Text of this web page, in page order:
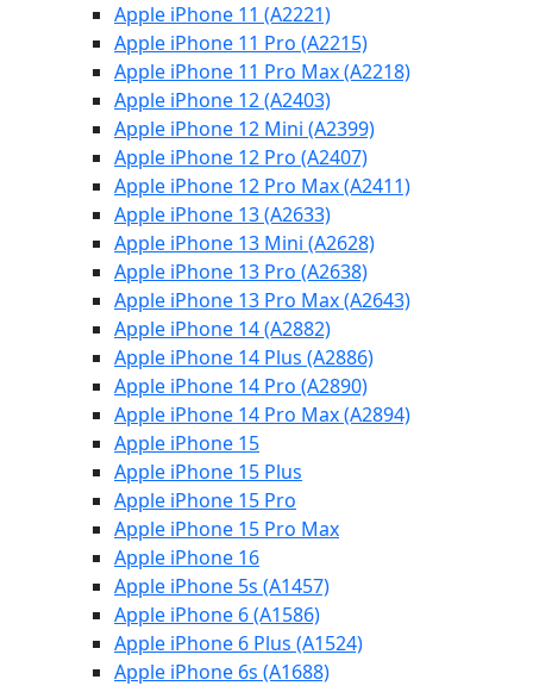
Apple iPhone 11 (A2221)
Apple iPhone 11 Pro (A2215)
Apple iPhone 11 Pro Max (A2218)
Apple iPhone 12 (A2403)
Apple iPhone 12 Mini (A2399)
Apple iPhone 12 Pro (A2407)
Apple iPhone 12 Pro Max (A2411)
Apple iPhone 13 (A2633)
Apple iPhone 13 Mini (A2628)
Apple iPhone 13 Pro (A2638)
Apple iPhone 13 Pro Max (A2643)
Apple iPhone 14 (A2882)
Apple iPhone 14 Plus (A2886)
Apple iPhone 14 Pro (A2890)
Apple iPhone 14 Pro Max (A2894)
Apple iPhone 15
Apple iPhone 15 Plus
Apple iPhone 15 Pro
Apple iPhone 15 Pro Max
Apple iPhone 16
Apple iPhone 5s (A1457)
Apple iPhone 6 (A1586)
Apple iPhone 6 Plus (A1524)
Apple iPhone 6s (A1688)